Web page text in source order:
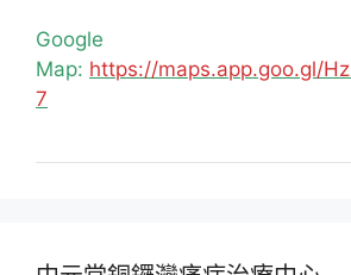
Google
Map: https://maps.app.goo.gl/
7